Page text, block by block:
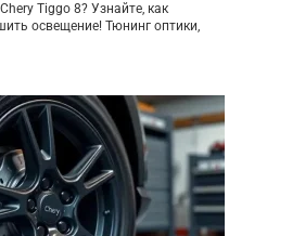
Tiggo 8? Узнайте, как
освещение! Тюнинг оптики,